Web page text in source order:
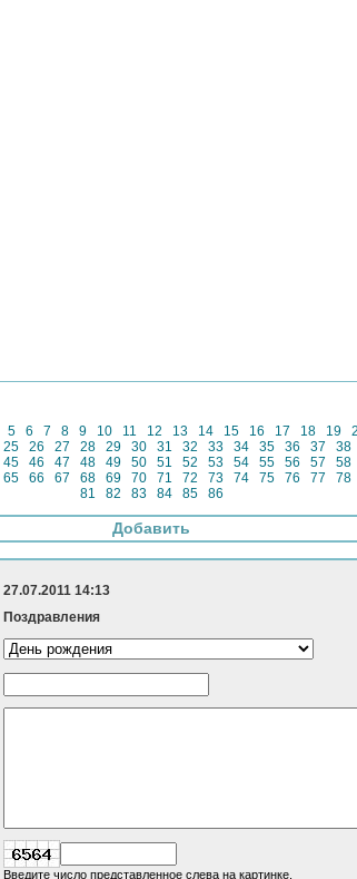
5 6 7 8 9 10 11 12 13 14 15 16 17 18 19
25 26 27 28 29 30 31 32 33 34 35 36 37 38
45 46 47 48 49 50 51 52 53 54 55 56 57 58
65 66 67 68 69 70 71 72 73 74 75 76 77 78
81
82 83 84 85 86
Добавить
27.07.2011 14:13
Поздравления
Введите число представленное слева на картинке.